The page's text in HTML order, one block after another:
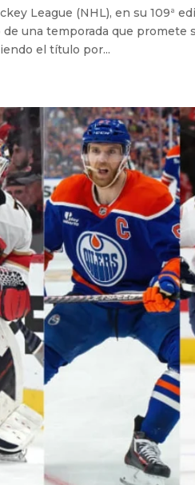
League (NHL), en su 109ª
una temporada que promete
el título por...